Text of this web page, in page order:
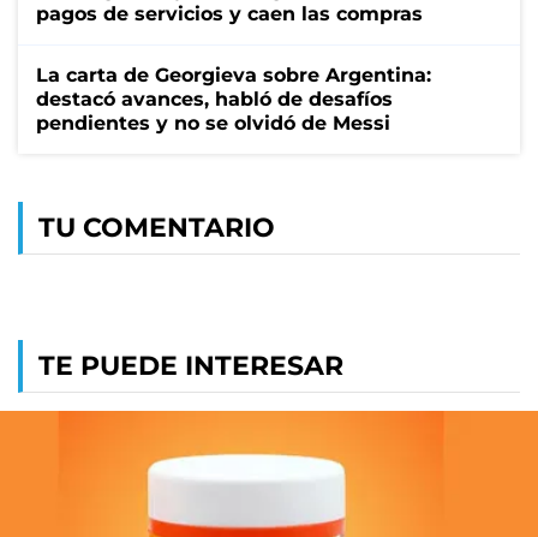
pagos de servicios y caen las compras
La carta de Georgieva sobre Argentina:
destacó avances, habló de desafíos
pendientes y no se olvidó de Messi
TU COMENTARIO
TE PUEDE INTERESAR